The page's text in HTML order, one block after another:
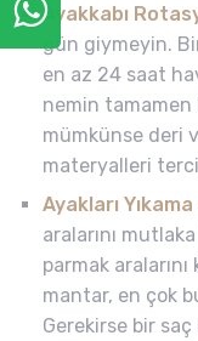
Ayakkabı
gün giymeyin.
en az 24 saat
nemin tamamen
mümkünse deri
materyalleri
Ayakları
aralarını
parmak
mantar, en çok
Gerekirse bir